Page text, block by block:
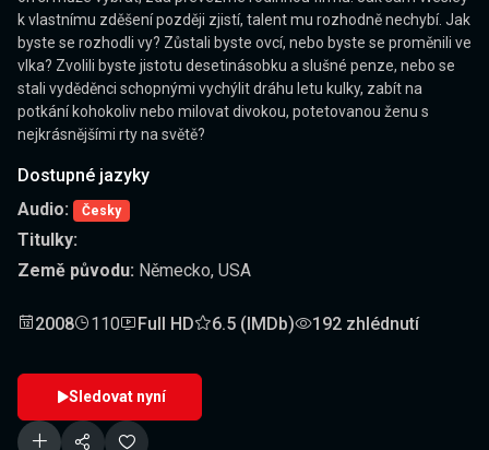
k vlastnímu zděšení později zjistí, talent mu rozhodně nechybí. Jak
byste se rozhodli vy? Zůstali byste ovcí, nebo byste se proměnili ve
vlka? Zvolili byste jistotu desetinásobku a slušné penze, nebo se
stali vyděděnci schopnými vychýlit dráhu letu kulky, zabít na
potkání kohokoliv nebo milovat divokou, potetovanou ženu s
nejkrásnějšími rty na světě?
Dostupné jazyky
Audio:
Česky
Titulky:
Země původu: Německo, USA
2008 110 Full HD 6.5 (IMDb) 192 zhlédnutí
Sledovat nyní